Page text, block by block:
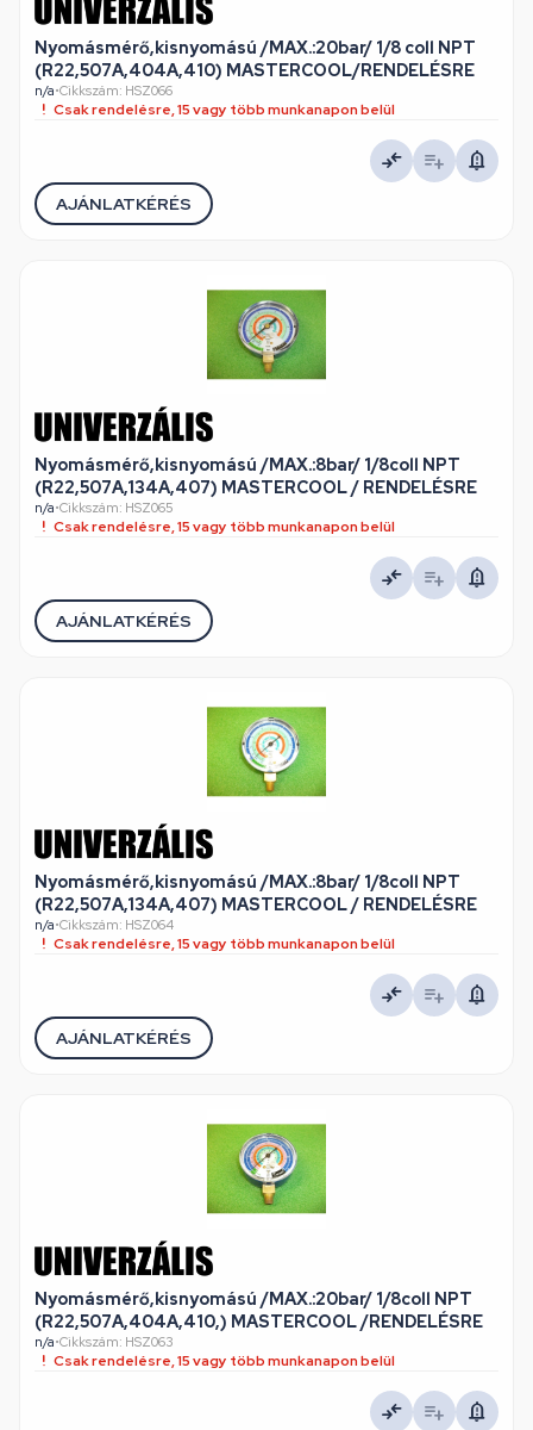
Nyomásmérő,kisnyomású /MAX.:20bar/ 1/8 coll NPT
(R22,507A,404A,410) MASTERCOOL/RENDELÉSRE
n/a•Cikkszám: HSZ066
Csak rendelésre, 15 vagy több munkanapon belül
AJÁNLATKÉRÉS
Nyomásmérő,kisnyomású /MAX.:8bar/ 1/8coll NPT
(R22,507A,134A,407) MASTERCOOL / RENDELÉSRE
n/a•Cikkszám: HSZ065
Csak rendelésre, 15 vagy több munkanapon belül
AJÁNLATKÉRÉS
Nyomásmérő,kisnyomású /MAX.:8bar/ 1/8coll NPT
(R22,507A,134A,407) MASTERCOOL / RENDELÉSRE
n/a•Cikkszám: HSZ064
Csak rendelésre, 15 vagy több munkanapon belül
AJÁNLATKÉRÉS
Nyomásmérő,kisnyomású /MAX.:20bar/ 1/8coll NPT
(R22,507A,404A,410,) MASTERCOOL /RENDELÉSRE
n/a•Cikkszám: HSZ063
Csak rendelésre, 15 vagy több munkanapon belül